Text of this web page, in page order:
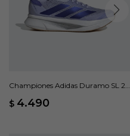
Championes Adidas Duramo SL 2 -
$ 4.490